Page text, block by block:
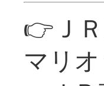
👉Ｊ
マリ